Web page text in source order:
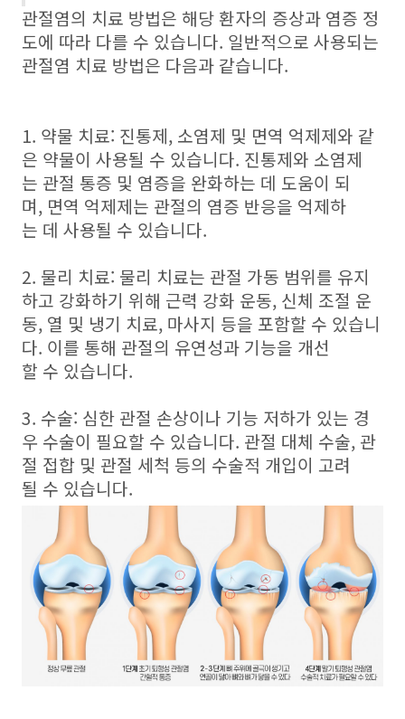
관절염의 치료 방법은 해당 환자의 증상과 염증 정
도에 따라 다를 수 있습니다. 일반적으로 사용되는
관절염 치료 방법은 다음과 같습니다.
1. 약물 치료: 진통제, 소염제 및 면역 억제제와 같
은 약물이 사용될 수 있습니다. 진통제와 소염제
는 관절 통증 및 염증을 완화하는 데 도움이 되
며, 면역 억제제는 관절의 염증 반응을 억제하
는 데 사용될 수 있습니다.
2. 물리 치료: 물리 치료는 관절 가동 범위를 유지
하고 강화하기 위해 근력 강화 운동, 신체 조절 운
동, 열 및 냉기 치료, 마사지 등을 포함할 수 있습니
다. 이를 통해 관절의 유연성과 기능을 개선
할 수 있습니다.
3. 수술: 심한 관절 손상이나 기능 저하가 있는 경
우 수술이 필요할 수 있습니다. 관절 대체 수술, 관
절 접합 및 관절 세척 등의 수술적 개입이 고려
될 수 있습니다.